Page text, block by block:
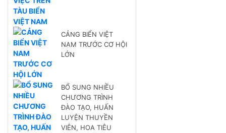
CẢNG BIỂN VIỆT
NAM TRƯỚC CƠ HỘI
LỚN
BỔ SUNG NHIỀU
CHƯƠNG TRÌNH
ĐÀO TẠO, HUẤN
LUYỆN THUYỀN
VIÊN, HOA TIÊU